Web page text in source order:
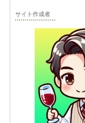
サイト作成者